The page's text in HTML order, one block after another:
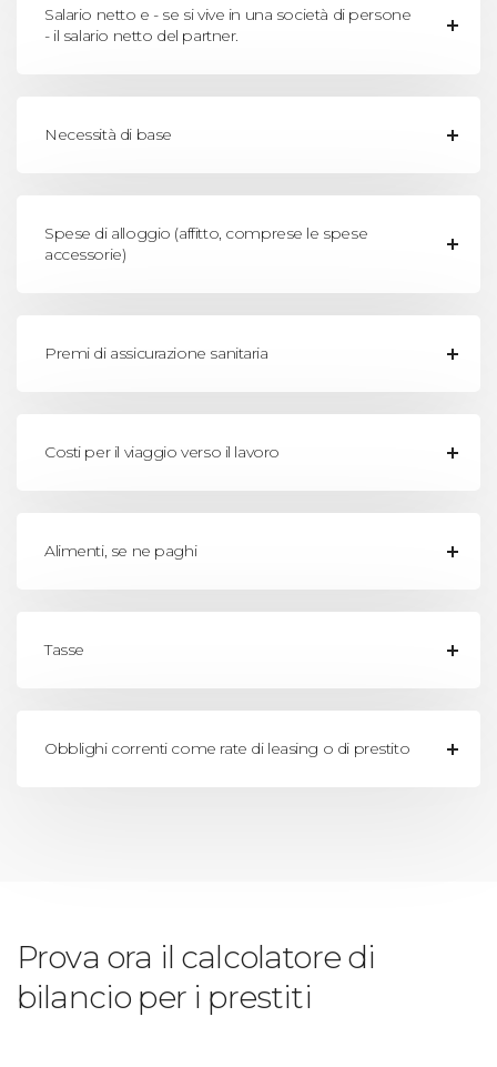
Salario netto e - se si vive in una società di persone
- il salario netto del partner.
Necessità di base
Spese di alloggio (affitto, comprese le spese
accessorie)
Premi di assicurazione sanitaria
Costi per il viaggio verso il lavoro
Alimenti, se ne paghi
Tasse
Obblighi correnti come rate di leasing o di prestito
Prova ora il calcolatore di
bilancio per i prestiti